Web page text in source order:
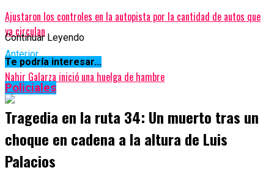
Ajustaron los controles en la autopista por la cantidad de autos que
ya circulan
Anterior
Nahir Galarza inició una huelga de hambre
Continuar Leyendo
Te podría interesar...
Policiales
Tragedia en la ruta 34: Un muerto tras un
choque en cadena a la altura de Luis
Palacios